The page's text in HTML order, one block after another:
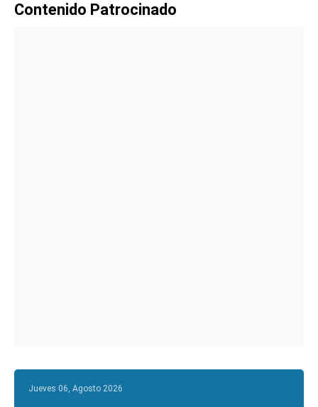
Contenido Patrocinado
Jueves 06, Agosto 2026